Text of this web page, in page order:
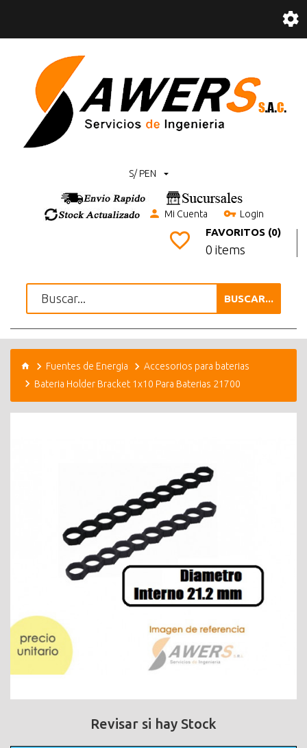
S/ PEN
Mi Cuenta Login
FAVORITOS (0)
0 items
BUSCAR...
Fuentes de Energia
Accesorios para baterias
Bateria Holder Bracket 1x10 Para Baterias 21700
Revisar si hay Stock